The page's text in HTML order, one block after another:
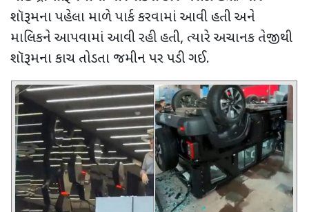
શૉરૂમના પહેલા માળે પાર્ક કરવામાં આવી હતી અને
માલિકને આપવામાં આવી રહી હતી, ત્યારે અચાનક તેજીથી
શૉરૂમના કાચ તોડતા જમીન પર પડી ગઈ.